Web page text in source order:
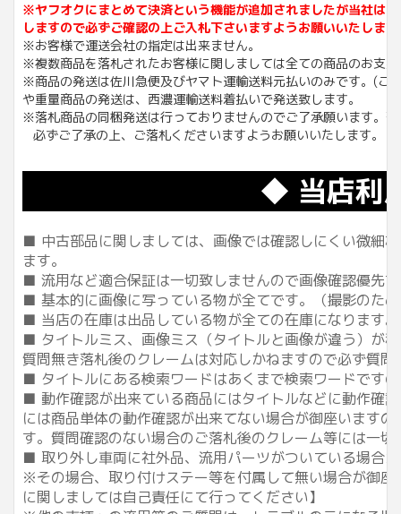
※ヤフオクにまとめて決済という機能が追加されましたが当社は
しますので必ずご確認の上ご入札下さいますようお願いいたしま
※お客様で運送会社の指定は出来ません。
※複数商品を落札されたお客様に関しましては全ての商品のお支
※商品の発送は佐川急便及びヤマト運輸送料元払いのみです。(こ
や重量商品の発送は、西濃運輸送料着払いで発送致します。
※落札商品の同梱発送は行っておりませんのでご了承願います。
必ずご了承の上、ご落札くださいますようお願いいたします。
◆ 当店利
■ 中古部品に関しましては、画像では確認しにくい微細な
ます。
■ 流用など適合保証は一切致しませんので画像確認優先
■ 基本的に画像に写っている物が全てです。（撮影のた
■ 当店の在庫は出品している物が全ての在庫になります。
■ タイトルミス、画像ミス（タイトルと画像が違う）が
質問無き落札後のクレームは対応しかねますので必ず質
■ タイトルにある検索ワードはあくまで検索ワードです
■ 動作確認が出来ている商品にはタイトルなどに動作確
には商品単体の動作確認が出来てない場合が御座います
す。質問確認のない場合のご落札後のクレーム等には一
■ 取り外し車両に社外品、流用パーツがついている場合
※その場合、取り付けステー等を付属して無い場合が御
に関しましては自己責任にて行ってください】